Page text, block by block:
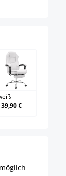
weiß
€